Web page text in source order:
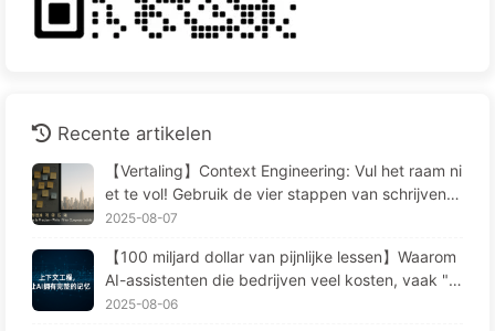
Recente artikelen
【Vertaling】Context Engineering: Vul het raam ni
et te vol! Gebruik de vier stappen van schrijven, f
ilteren, comprimeren en isoleren, houd ruis buiten
2025-08-07
【100 miljard dollar van pijnlijke lessen】Waarom
AI-assistenten die bedrijven veel kosten, vaak "v
ergeten" op cruciale momenten en concurrenten
2025-08-06